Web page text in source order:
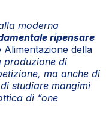
moderna
ripensare
della
produzione di
ma anche di
studiare mangimi
di “one